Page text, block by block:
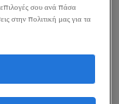
επιλογές σου ανά πάσα
στην πολιτική μας για τα